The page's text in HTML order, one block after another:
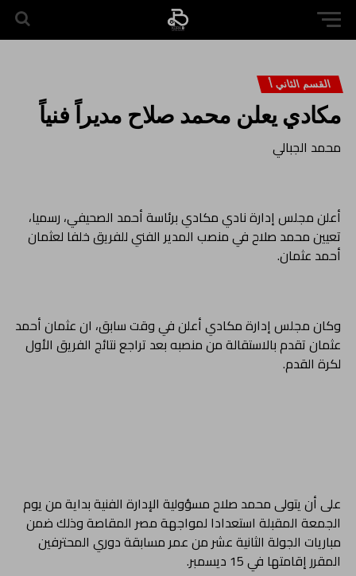
القسم الثاني أ
مكادي يعلن محمد صلاح مديراً فنياً
محمد الجبالي
أعلن مجلس إدارة نادي مكادي برئاسة أحمد الصحيفي، رسميا،
تعيين محمد صلاح في منصب المدير الفني للفريق خلفا لعثمان
أحمد عثمان.
وكان مجلس إدارة مكادي أعلن في وقت سابق، ان عثمان أحمد
عثمان تقدم بالاستقالة من منصبه بعد تراجع نتائج الفريق الأول
لكرة القدم.
على أن يتولى محمد صلاح مسؤولية الإدارة الفنية بداية من يوم
الجمعة المقبلة استعدادا لمواجهة مصر المقاصة وذلك ضمن
مباريات الجولة الثانية عشر من عمر مسابقة دوري المحترفين
المقرر إقامتها في 15 ديسمبر.